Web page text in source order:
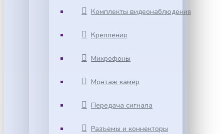
Комплекты видеонаблюдения
Крепления
Микрофоны
Монтаж камер
Передача сигнала
Разъемы и коннекторы